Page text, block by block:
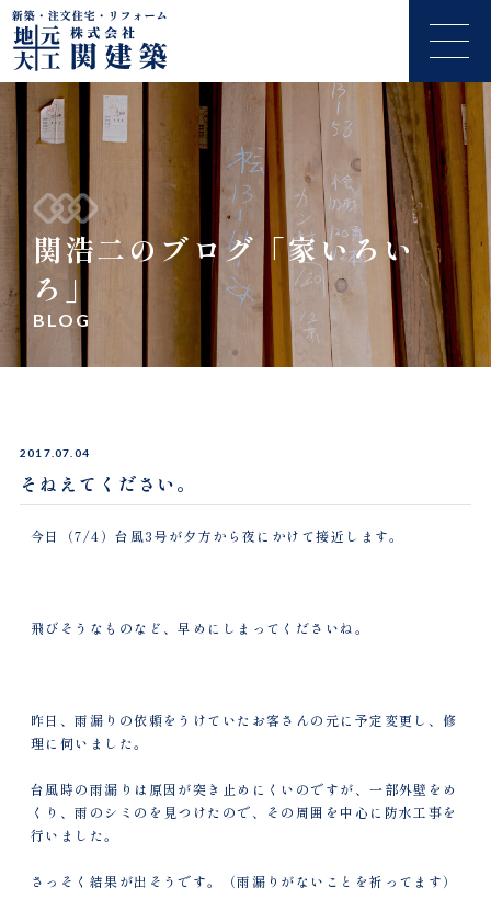
関浩二のブログ「家いろい
ろ」
BLOG
2017.07.04
そねえてください。
今日（7/4）台風3号が夕方から夜にかけて接近します。
飛びそうなものなど、早めにしまってくださいね。
昨日、雨漏りの依頼をうけていたお客さんの元に予定変更し、修
理に伺いました。
台風時の雨漏りは原因が突き止めにくいのですが、一部外壁をめ
くり、雨のシミのを見つけたので、その周囲を中心に防水工事を
行いました。
さっそく結果が出そうです。（雨漏りがないことを祈ってます）